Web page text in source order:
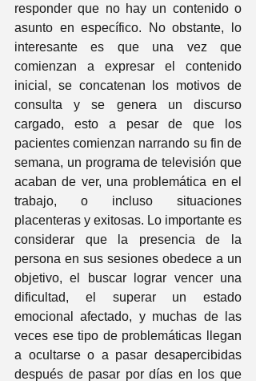
responder que no hay un contenido o
asunto en específico. No obstante, lo
interesante es que una vez que
comienzan a expresar el contenido
inicial, se concatenan los motivos de
consulta y se genera un discurso
cargado, esto a pesar de que los
pacientes comienzan narrando su fin de
semana, un programa de televisión que
acaban de ver, una problemática en el
trabajo, o incluso situaciones
placenteras y exitosas. Lo importante es
considerar que la presencia de la
persona en sus sesiones obedece a un
objetivo, el buscar lograr vencer una
dificultad, el superar un estado
emocional afectado, y muchas de las
veces ese tipo de problemáticas llegan
a ocultarse o a pasar desapercibidas
después de pasar por días en los que